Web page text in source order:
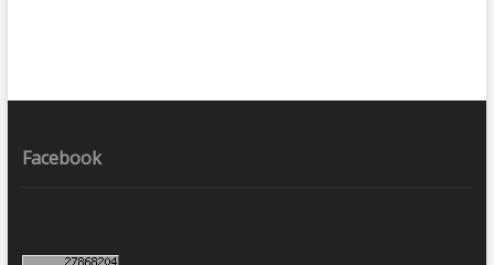
Facebook